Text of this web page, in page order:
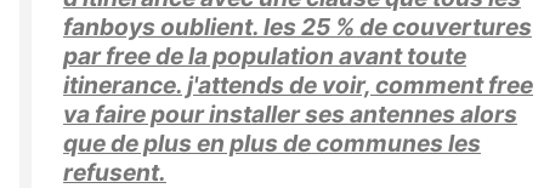
fanboys oublient. les 25 % de couvertures
par free de la population avant toute
itinerance. j'attends de voir, comment free
va faire pour installer ses antennes alors
que de plus en plus de communes les
refusent.